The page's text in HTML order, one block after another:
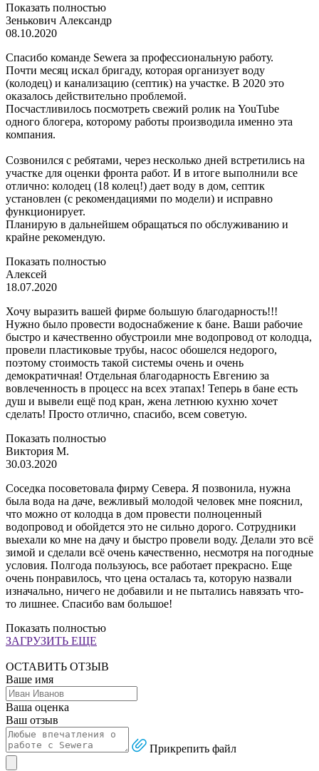
Показать полностью
Зенькович Александр
08.10.2020
Спасибо команде Sewera за профессиональную работу.
Почти месяц искал бригаду, которая организует воду
(колодец) и канализацию (септик) на участке. В 2020 это
оказалось действительно проблемой.
Посчастливилось посмотреть свежий ролик на YouTube
одного блогера, которому работы производила именно эта
компания.
Созвонился с ребятами, через несколько дней встретились на
участке для оценки фронта работ. И в итоге выполнили все
отлично: колодец (18 колец!) дает воду в дом, септик
установлен (с рекомендациями по модели) и исправно
функционирует.
Планирую в дальнейшем обращаться по обслуживанию и
крайне рекомендую.
Показать полностью
Алексей
18.07.2020
Хочу выразить вашей фирме большую благодарность!!!
Нужно было провести водоснабжение к бане. Ваши рабочие
быстро и качественно обустроили мне водопровод от колодца,
провели пластиковые трубы, насос обошелся недорого,
поэтому стоимость такой системы очень и очень
демократичная! Отдельная благодарность Евгению за
вовлеченность в процесс на всех этапах! Теперь в бане есть
душ и вывели ещё под кран, жена летнюю кухню хочет
сделать! Просто отлично, спасибо, всем советую.
Показать полностью
Виктория М.
30.03.2020
Соседка посоветовала фирму Севера. Я позвонила, нужна
была вода на даче, вежливый молодой человек мне пояснил,
что можно от колодца в дом провести полноценный
водопровод и обойдется это не сильно дорого. Сотрудники
выехали ко мне на дачу и быстро провели воду. Делали это всё
зимой и сделали всё очень качественно, несмотря на погодные
условия. Полгода пользуюсь, все работает прекрасно. Еще
очень понравилось, что цена осталась та, которую назвали
изначально, ничего не добавили и не пытались навязать что-
то лишнее. Спасибо вам большое!
Показать полностью
ЗАГРУЗИТЬ ЕЩЕ
ОСТАВИТЬ ОТЗЫВ
Ваше имя
Ваша оценка
Ваш отзыв
Прикрепить файл